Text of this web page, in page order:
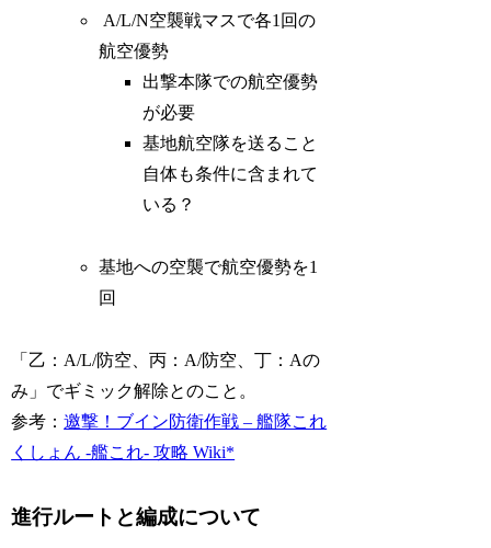
A/L/N空襲戦マスで各1回の
航空優勢
出撃本隊での航空優勢
が必要
基地航空隊を送ること
自体も条件に含まれて
いる？
基地への空襲で航空優勢を1
回
「乙：A/L/防空、丙：A/防空、丁：Aの
み」でギミック解除とのこと。
参考 ：邀撃！ブイン防衛作戦 – 艦隊これ
くしょん -艦これ- 攻略 Wiki*
進行ルートと編成について